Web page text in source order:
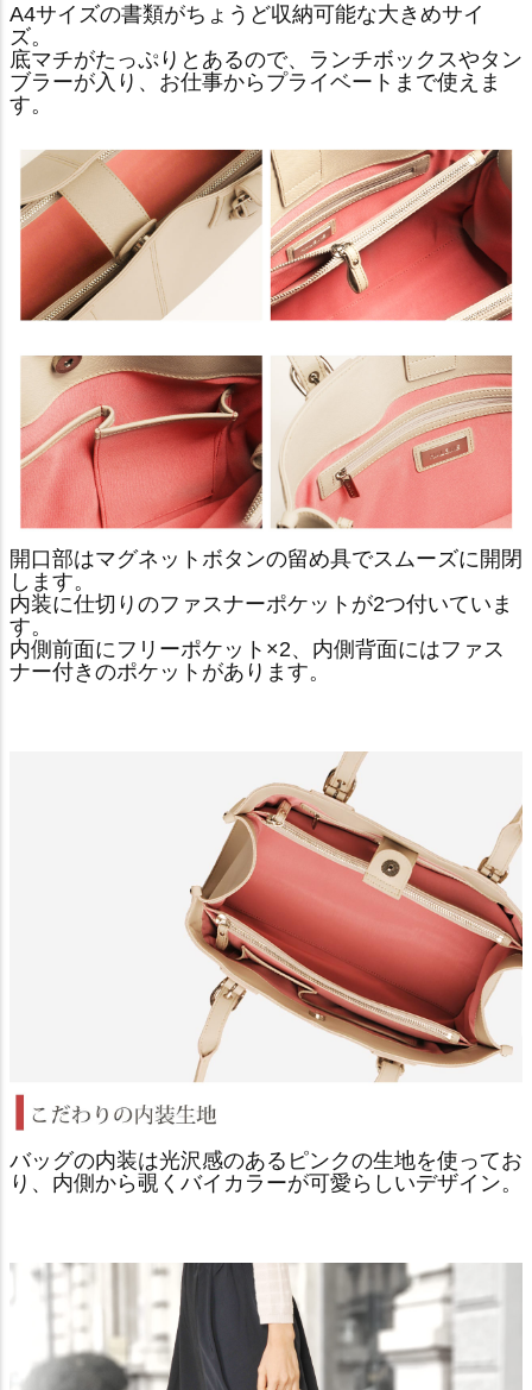
A4サイズの書類がちょうど収納可能な大きめサイ
ズ。
底マチがたっぷりとあるので、ランチボックスやタン
ブラーが入り、お仕事からプライベートまで使えま
す。
開口部はマグネットボタンの留め具でスムーズに開閉
します。
内装に仕切りのファスナーポケットが2つ付いていま
す。
内側前面にフリーポケット×2、内側背面にはファス
ナー付きのポケットがあります。
バッグの内装は光沢感のあるピンクの生地を使ってお
り、内側から覗くバイカラーが可愛らしいデザイン。